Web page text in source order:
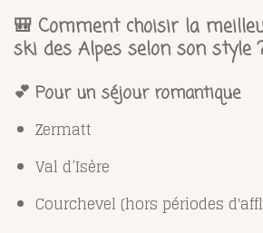
🎒 Comment choisir la
ski des Alpes selon son style
💕 Pour un séjour romantique
Zermatt
Val d’Isère
Courchevel (hors périodes